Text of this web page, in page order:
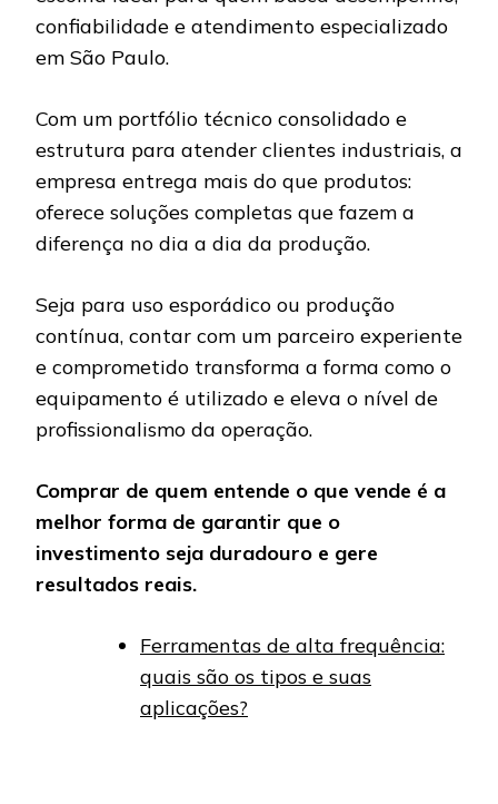
confiabilidade e atendimento especializado
em São Paulo.
Com um portfólio técnico consolidado e
estrutura para atender clientes industriais, a
empresa entrega mais do que produtos:
oferece soluções completas que fazem a
diferença no dia a dia da produção.
Seja para uso esporádico ou produção
contínua, contar com um parceiro experiente
e comprometido transforma a forma como o
equipamento é utilizado e eleva o nível de
profissionalismo da operação.
Comprar de quem entende o que vende é a
melhor forma de garantir que o
investimento seja duradouro e gere
resultados reais.
Ferramentas de alta frequência:
quais são os tipos e suas
aplicações?